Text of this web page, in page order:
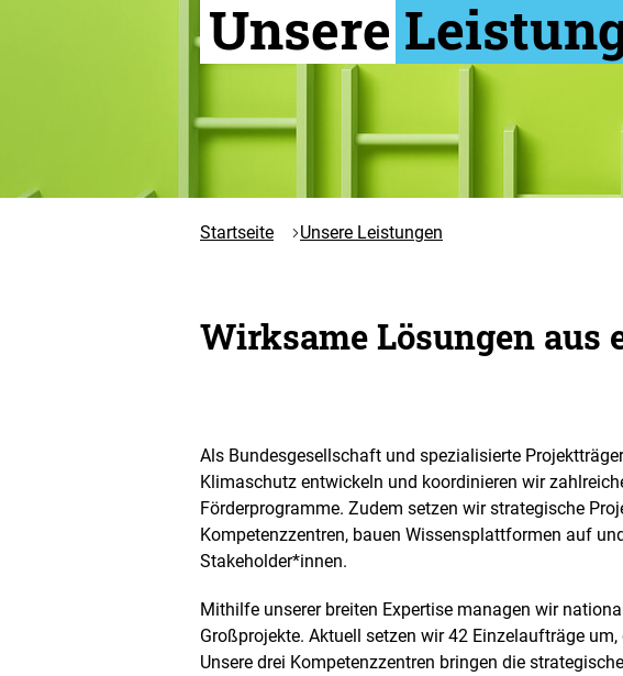
Unsere
Startseite Unsere Leistungen
Wirksame Lösungen aus
Als Bundesgesellschaft und spezialisierte
Klimaschutz entwickeln und koordinieren wir
Förderprogramme. Zudem setzen wir strategische
Kompetenzzentren, bauen Wissensplattformen auf
Stakeholder*innen.
Mithilfe unserer breiten Expertise managen wir
Großprojekte. Aktuell setzen wir 42 Einzelaufträge
Unsere drei Kompetenzzentren bringen die